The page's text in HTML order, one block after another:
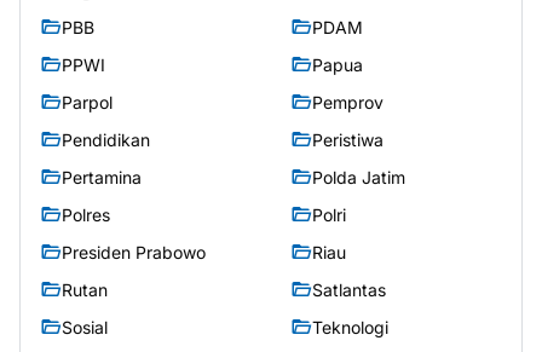
PBB
PDAM
PPWI
Papua
Parpol
Pemprov
Pendidikan
Peristiwa
Pertamina
Polda Jatim
Polres
Polri
Presiden Prabowo
Riau
Rutan
Satlantas
Sosial
Teknologi